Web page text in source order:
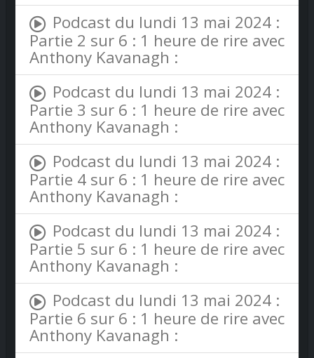
Podcast du lundi 13 mai 2024 :
Partie 2 sur 6 : 1 heure de rire avec
Anthony Kavanagh :
Podcast du lundi 13 mai 2024 :
Partie 3 sur 6 : 1 heure de rire avec
Anthony Kavanagh :
Podcast du lundi 13 mai 2024 :
Partie 4 sur 6 : 1 heure de rire avec
Anthony Kavanagh :
Podcast du lundi 13 mai 2024 :
Partie 5 sur 6 : 1 heure de rire avec
Anthony Kavanagh :
Podcast du lundi 13 mai 2024 :
Partie 6 sur 6 : 1 heure de rire avec
Anthony Kavanagh :